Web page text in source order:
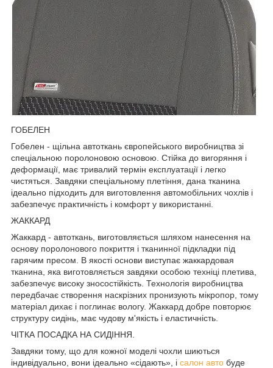
ГОБЕЛЕН
Гобелен - щільна автоткань європейського виробництва зі
спеціальною поролоновою основою. Стійка до вигоряння і
деформації, має тривалий термін експлуатації і легко
чистяться. Завдяки спеціальному плетіння, дана тканина
ідеально підходить для виготовлення автомобільних чохлів і
забезпечує практичність і комфорт у використанні.
ЖАККАРД
Жаккард - автоткань, виготовляється шляхом нанесення на
основу поролонового покриття і тканинної підкладки під
гарячим пресом. В якості основи виступає жаккардовая
тканина, яка виготовляється завдяки особою техніці плетива,
забезпечує високу зносостійкість. Технологія виробництва
передбачає створення наскрізних пронизують мікропор, тому
матеріал дихає і поглинає вологу. Жаккард добре повторює
структуру сидінь, має чудову м'якість і еластичність.
ЧІТКА ПОСАДКА НА СИДІННЯ.
Завдяки тому, що для кожної моделі чохли шиються
індивідуально, вони ідеально «сідають», і салон авто буде